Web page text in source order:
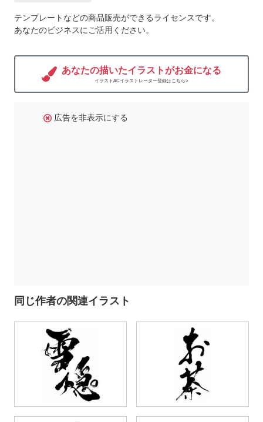
テンプレートなどの商品販売ができるライセンスです。
あなたのビジネスにご活用ください。
あなたの描いたイラストがお金になる
イラストACイラストレーター登録はこちら>
広告を非表示にする
同じ作者の関連イラスト